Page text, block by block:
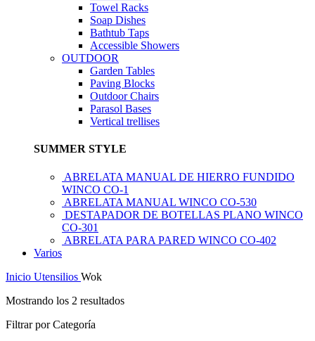
Towel Racks
Soap Dishes
Bathtub Taps
Accessible Showers
OUTDOOR
Garden Tables
Paving Blocks
Outdoor Chairs
Parasol Bases
Vertical trellises
SUMMER STYLE
ABRELATA MANUAL DE HIERRO FUNDIDO
WINCO CO-1
ABRELATA MANUAL WINCO CO-530
DESTAPADOR DE BOTELLAS PLANO WINCO
CO-301
ABRELATA PARA PARED WINCO CO-402
Varios
Inicio Utensilios Wok
Mostrando los 2 resultados
Filtrar por Categoría